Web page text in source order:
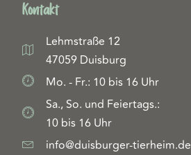
Kontakt
Lehmstraße 12
47059 Duisburg
Mo. - Fr.: 10 bis 16 Uhr
Sa., So. und Feiertags.:
10 bis 16 Uhr
info@duisburger-tierheim.de